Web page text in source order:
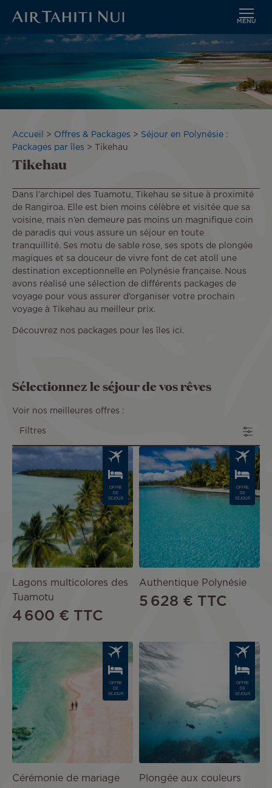
Aller
principal
MENU
Image
Fil
d'Ariane
Accueil Offres & Packages
Séjour en Polynésie :
Packages par îles
Tikehau
Tikehau
Dans l’archipel des Tuamotu, Tikehau se situe à proximité
de Rangiroa. Elle est bien moins célèbre et visitée que sa
voisine, mais n’en demeure pas moins un magnifique coin
de paradis qui vous assure un séjour en toute
tranquillité. Ses motu de sable rose, ses spots de plongée
magiques et sa douceur de vivre font de cet atoll une
destination exceptionnelle en Polynésie française. Nous
avons réalisé une sélection de différents packages de
voyage pour vous assurer d’organiser votre prochain
voyage à Tikehau au meilleur prix.
Découvrez nos packages pour les îles ici.
Sélectionnez le séjour de vos rêves
Voir nos meilleures offres :
Filtres
Image
OFFRE
DE
SÉJOUR
Lagons multicolores des
Tuamotu
4 600 € TTC
Image
OFFRE
DE
SÉJOUR
Authentique Polynésie
5 628 € TTC
OFFRE
DE
SÉJOUR
Cérémonie de mariage
Image
OFFRE
DE
SÉJOUR
Plongée aux couleurs